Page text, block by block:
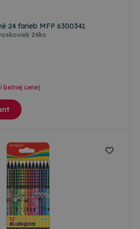
24 farieb MFP 6300341
24ks
bežnej cene)